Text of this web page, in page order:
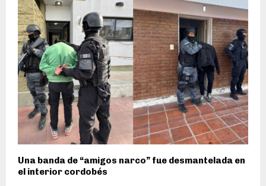
Una banda de “amigos narco” fue desmantelada en
el interior cordobés